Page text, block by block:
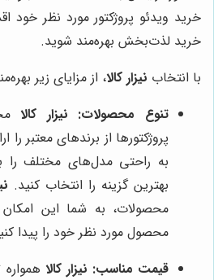
خرید ویدئو پروژکتور مورد نظر خود
خرید لذت‌بخش بهره‌مند شوید.
با انتخاب نیزار کالا، از مزایای زیر
تنوع محصولات: نیزار کالا
پروژکتورها از برندهای معتبر
به راحتی مدل‌های مختلف را
بهترین گزینه را انتخاب کنید.
محصولات، به شما این
محصول مورد نظر خود را پیدا
قیمت مناسب: نیزار کالا